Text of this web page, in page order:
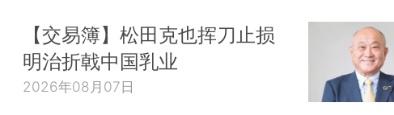
【交易簿】松田克也挥刀止损
明治折戟中国乳业
2026年08月07日